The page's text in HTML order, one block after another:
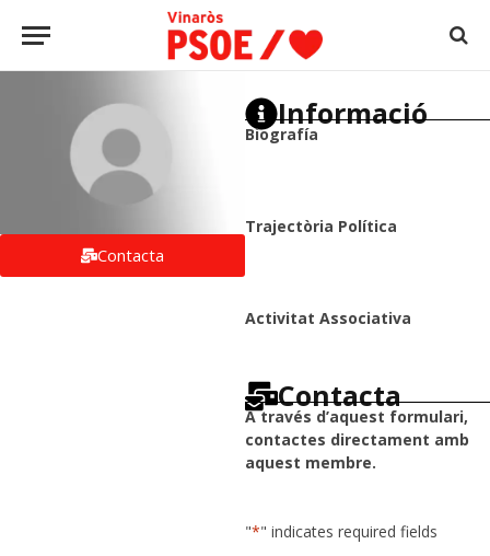
Contacta
Informació
Biografía
Trajectòria Política
Activitat Associativa
Contacta
A través d’aquest formulari,
contactes directament amb
aquest membre.
"*" indicates required fields